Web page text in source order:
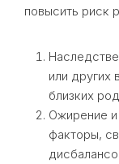
повысить риск
или других
близких
Ожирение
факторы,